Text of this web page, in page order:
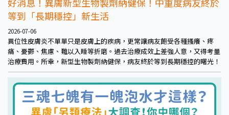
等到「長期穩控」新生活
2026-07-06
異位性皮膚炎不單單只是皮膚上的疾病，更常讓病友飽受各種搔癢、疼
痛、憂鬱、焦慮、難以入睡等折磨。過去治療成效上差強人意，又得考量
治療費用。所幸，新型生物製劑納健保，病友終於等到長期穩控的曙光！